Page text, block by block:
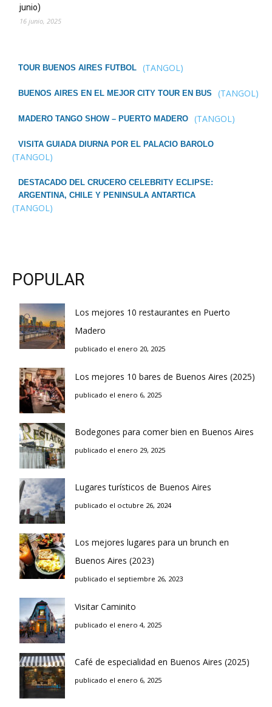
junio)
16 junio, 2025
TOUR BUENOS AIRES FUTBOL (TANGOL)
BUENOS AIRES EN EL MEJOR CITY TOUR EN BUS (TANGOL)
MADERO TANGO SHOW – PUERTO MADERO (TANGOL)
VISITA GUIADA DIURNA POR EL PALACIO BAROLO
(TANGOL)
DESTACADO DEL CRUCERO CELEBRITY ECLIPSE:
ARGENTINA, CHILE Y PENINSULA ANTARTICA
(TANGOL)
POPULAR
Los mejores 10 restaurantes en Puerto
Madero
publicado el enero 20, 2025
Los mejores 10 bares de Buenos Aires (2025)
publicado el enero 6, 2025
Bodegones para comer bien en Buenos Aires
publicado el enero 29, 2025
Lugares turísticos de Buenos Aires
publicado el octubre 26, 2024
Los mejores lugares para un brunch en
Buenos Aires (2023)
publicado el septiembre 26, 2023
Visitar Caminito
publicado el enero 4, 2025
Café de especialidad en Buenos Aires (2025)
publicado el enero 6, 2025